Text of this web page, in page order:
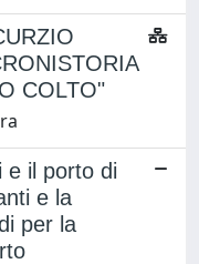
COLTO"
e il porto di
e la
per la